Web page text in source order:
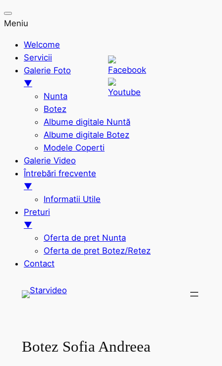
Meniu
Welcome
Servicii
Galerie Foto
▼
Nunta
Botez
Albume digitale Nuntă
Albume digitale Botez
Modele Coperti
Galerie Video
Întrebări frecvente
▼
Informatii Utile
Preturi
▼
Oferta de pret Nunta
Oferta de pret Botez/Retez
Contact
Botez Sofia Andreea